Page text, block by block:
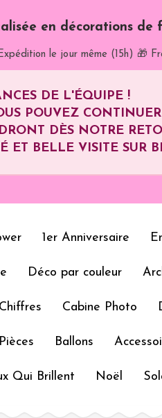
en décorations de
le jour même (15h) 🎁
DE L'ÉQUIPE !
POUVEZ
DÈS NOTRE
ET BELLE VISITE SUR
1er Anniversaire
Déco par couleur
Cabine Photo
Ballons
Qui Brillent Noël